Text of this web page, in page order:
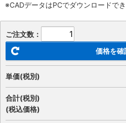
※CADデータはPCでダウンロードで
ご注文数：
価格を確
単価(税別)
合計(税別)
(税込価格)